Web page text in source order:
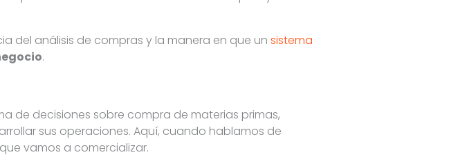
del análisis de compras y la manera en que un sistema
.
de decisiones sobre compra de materias primas,
sus operaciones. Aquí, cuando hablamos de
vamos a comercializar.